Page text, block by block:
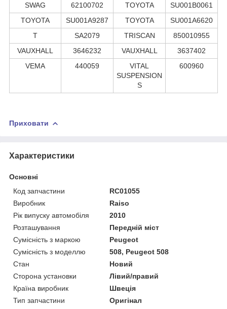
SWAG
62100702 TOYOTA
SU001B0061
TOYOTA
SU001A9287 TOYOTA
SU001A6620
T
SA2079 TRISCAN
850010955
VAUXHALL
3646232 VAUXHALL
3637402
VEMA
440059
VITAL
SUSPENSION
S
600960
Приховати
Характеристики
Основні
Код запчастини
RC01055
Виробник
Raiso
Рік випуску автомобіля
2010
Розташування
Передній міст
Сумісність з маркою
Peugeot
Сумісність з моделлю
508, Peugeot 508
Стан
Новий
Сторона установки
Лівий/правий
Країна виробник
Швеція
Тип запчастини
Оригінал